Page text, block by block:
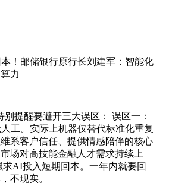
！邮储银行原行长刘建军：智能化
力
别提醒要避开三大误区： 误区一：
工。实际上机器仅替代标准化重复
系客户信任、提供情感陪伴的核心
场对高技能金融人才需求持续上
AI投入短期回本。一年内就要回
不现实。